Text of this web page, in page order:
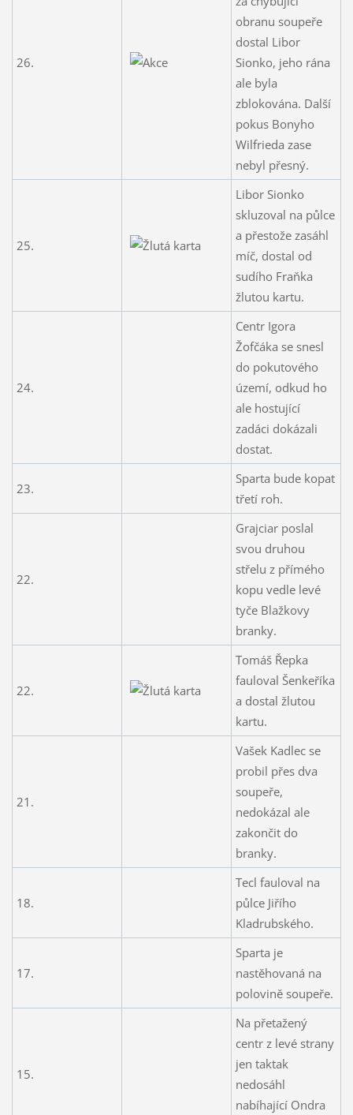
26.
obranu soupeře
dostal Libor
Sionko, jeho rána
ale byla
zblokována. Další
pokus Bonyho
Wilfrieda zase
nebyl přesný.
25.
Libor Sionko
skluzoval na půlce
a přestože zasáhl
míč, dostal od
sudího Fraňka
žlutou kartu.
24.
Centr Igora
Žofčáka se snesl
do pokutového
území, odkud ho
ale hostující
zadáci dokázali
dostat.
23.
Sparta bude kopat
třetí roh.
22.
Grajciar poslal
svou druhou
střelu z přímého
kopu vedle levé
tyče Blažkovy
branky.
22.
Tomáš Řepka
fauloval Šenkeříka
a dostal žlutou
kartu.
21.
Vašek Kadlec se
probil přes dva
soupeře,
nedokázal ale
zakončit do
branky.
18.
Tecl fauloval na
půlce Jiřího
Kladrubského.
17.
Sparta je
nastěhovaná na
polovině soupeře.
15.
Na přetažený
centr z levé strany
jen taktak
nedosáhl
nabíhající Ondra